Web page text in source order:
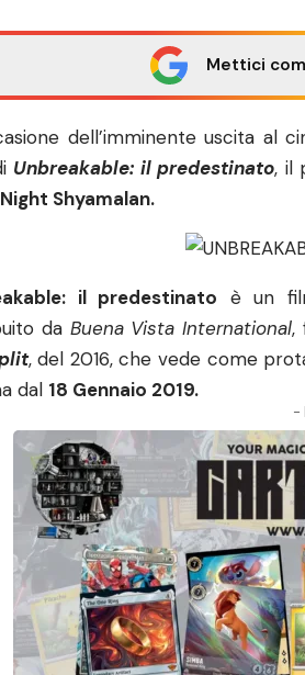
Mettici
dell’imminente uscita al
Unbreakable: il predestinato, il
Shyamalan.
il predestinato è un
da Buena Vista International,
, del 2016, che vede come
dal 18 Gennaio 2019.
-